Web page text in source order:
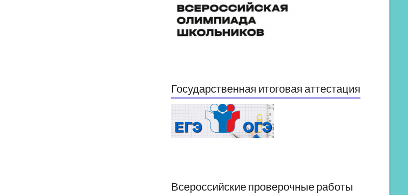
Государственная итоговая аттестация
Всероссийские проверочные работы